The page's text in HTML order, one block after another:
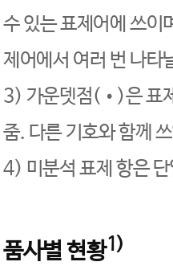
수 있는 표제어에 쓰이
제어에서 여러 번 나타
3) 가운뎃점(•)은 표
줌. 다른 기호와 함께
4) 미분석 표제 항은
품사별 현황1)